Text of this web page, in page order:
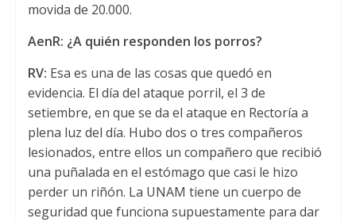
movida de 20.000.
AenR: ¿A quién responden los porros?
RV: Esa es una de las cosas que quedó en
evidencia. El día del ataque porril, el 3 de
setiembre, en que se da el ataque en Rectoría a
plena luz del día. Hubo dos o tres compañeros
lesionados, entre ellos un compañero que recibió
una puñalada en el estómago que casi le hizo
perder un riñón. La UNAM tiene un cuerpo de
seguridad que funciona supuestamente para dar